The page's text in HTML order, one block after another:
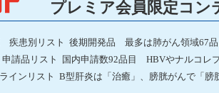
プレミア会員限定コン
疾患別リスト 後期開発品 最多は肺がん領域67
申請品リスト 国内申請数92品目 HBVやナルコレ
インリスト B型肝炎は「治癒」、膀胱がんで「膀